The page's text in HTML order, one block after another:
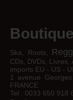
Ska, Roots,
CDs, DVDs, Livres,
imports EU - US -
1 avenue
FRANCE
Tel : 0033 650 918